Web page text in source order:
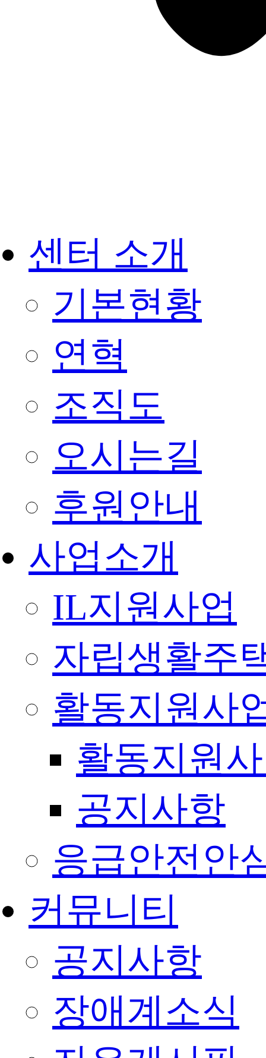
센터 소개
기본현황
연혁
조직도
오시는길
후원안내
사업소개
IL지원사업
자립생활주
활동지원사
활동지원
공지사항
응급안전안
커뮤니티
공지사항
장애계소식